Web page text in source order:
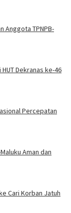
Anggota TPNPB-
Dekranas ke-46
Percepatan
Aman dan
Cari Korban Jatuh